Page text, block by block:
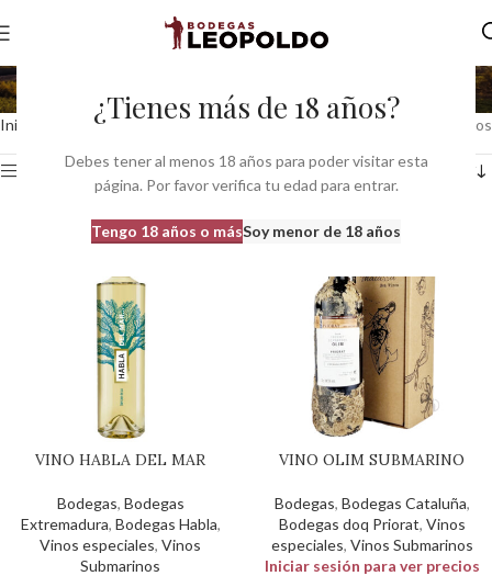
¿Tienes más de 18 años?
Debes tener al menos 18 años para poder visitar esta
página. Por favor verifica tu edad para entrar.
Tengo 18 años o másSoy menor de 18 años
Submarino
Inicio Tipo del producto Submarino Mostrando los 4 resultados
Ver barra lateral
VINO HABLA DEL MAR
Bodegas, Bodegas
Extremadura, Bodegas Habla,
Vinos especiales, Vinos
Submarinos
VINO OLIM SUBMARINO
Bodegas, Bodegas Cataluña,
Bodegas doq Priorat, Vinos
especiales, Vinos Submarinos
Iniciar sesión para ver precios